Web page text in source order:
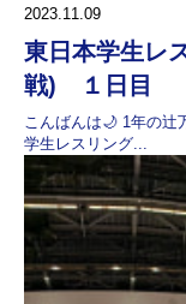
2023.11.09
東日本学生レ
戦) １日目
こんばんは🌙 1年の辻
学生レスリング...